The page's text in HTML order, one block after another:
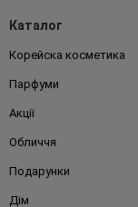
Каталог
Корейска косметика
Парфуми
Акції
Обличчя
Подарунки
Дім